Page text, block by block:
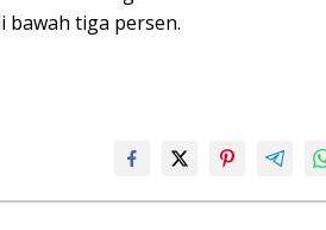
bawah tiga persen.